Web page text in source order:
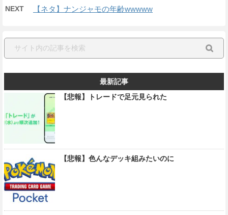
NEXT 【ネタ】ナンジャモの年齢wwwww
最新記事
【悲報】トレードで足元見られた
【悲報】色んなデッキ組みたいのに